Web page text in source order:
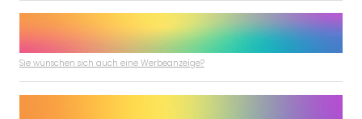
Sie wünschen sich auch eine Werbeanzeige?